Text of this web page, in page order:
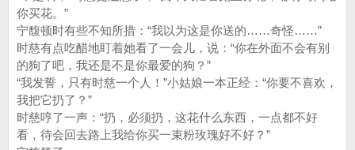
你买花。”
宁馥顿时有些不知所措：“我以为这是你送的……奇怪……”
时慈有点吃醋地盯着她看了一会儿，说：“你在外面不会有别
的狗了吧，我还是不是你最爱的狗？”
“我发誓，只有时慈一个人！”小姑娘一本正经：“你要不喜欢，
我把它扔了？”
时慈哼了一声：“扔，必须扔，这花什么东西，一点都不好
看，待会回去路上我给你买一束粉玫瑰好不好？”